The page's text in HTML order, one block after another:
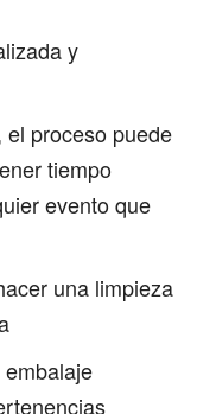
y
proceso puede
tiempo
evento que
una limpieza